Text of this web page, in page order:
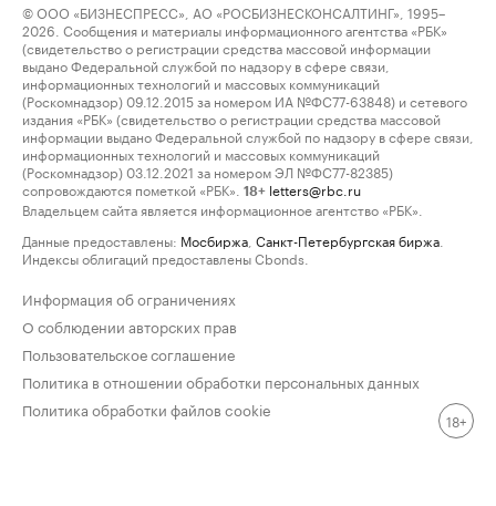
© ООО «БИЗНЕСПРЕСС», АО «РОСБИЗНЕСКОНСАЛТИНГ», 1995–
2026. Сообщения и материалы информационного агентства «РБК»
(свидетельство о регистрации средства массовой информации
выдано Федеральной службой по надзору в сфере связи,
информационных технологий и массовых коммуникаций
(Роскомнадзор) 09.12.2015 за номером ИА №ФС77-63848) и сетевого
издания «РБК» (свидетельство о регистрации средства массовой
информации выдано Федеральной службой по надзору в сфере связи,
информационных технологий и массовых коммуникаций
(Роскомнадзор) 03.12.2021 за номером ЭЛ №ФС77-82385)
сопровождаются пометкой «РБК».
18+ letters@rbc.ru
Владельцем сайта является информационное агентство «РБК».
Данные предоставлены: Мосбиржа Санкт-Петербургская биржа
Индексы облигаций предоставлены Cbonds.
Информация об ограничениях
О соблюдении авторских прав
Пользовательское соглашение
Политика в отношении обработки персональных данных
Политика обработки файлов cookie
18+